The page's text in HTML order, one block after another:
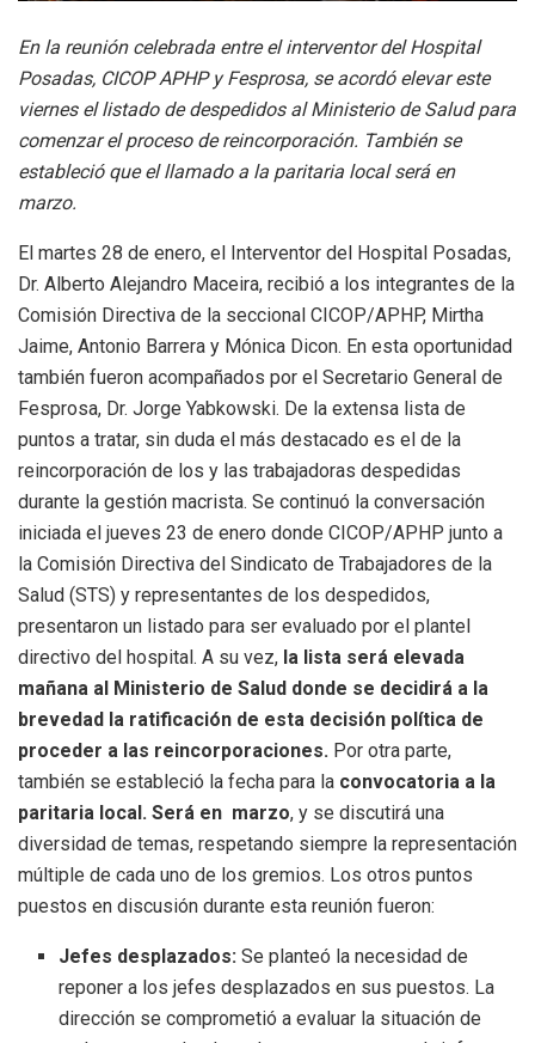
En la reunión celebrada entre el interventor del Hospital
Posadas, CICOP APHP y Fesprosa, se acordó elevar este
viernes el listado de despedidos al Ministerio de Salud para
comenzar el proceso de reincorporación. También se
estableció que el llamado a la paritaria local será en
marzo.
El martes 28 de enero, el Interventor del Hospital Posadas,
Dr. Alberto Alejandro Maceira, recibió a los integrantes de la
Comisión Directiva de la seccional CICOP/APHP, Mirtha
Jaime, Antonio Barrera y Mónica Dicon. En esta oportunidad
también fueron acompañados por el Secretario General de
Fesprosa, Dr. Jorge Yabkowski. De la extensa lista de
puntos a tratar, sin duda el más destacado es el de la
reincorporación de los y las trabajadoras despedidas
durante la gestión macrista. Se continuó la conversación
iniciada el jueves 23 de enero donde CICOP/APHP junto a
la Comisión Directiva del Sindicato de Trabajadores de la
Salud (STS) y representantes de los despedidos,
presentaron un listado para ser evaluado por el plantel
directivo del hospital. A su vez, la lista será elevada
mañana al Ministerio de Salud donde se decidirá a la
brevedad la ratificación de esta decisión política de
proceder a las reincorporaciones. Por otra parte,
también se estableció la fecha para la convocatoria a la
paritaria local. Será en marzo, y se discutirá una
diversidad de temas, respetando siempre la representación
múltiple de cada uno de los gremios. Los otros puntos
puestos en discusión durante esta reunión fueron:
Jefes desplazados: Se planteó la necesidad de
reponer a los jefes desplazados en sus puestos. La
dirección se comprometió a evaluar la situación de